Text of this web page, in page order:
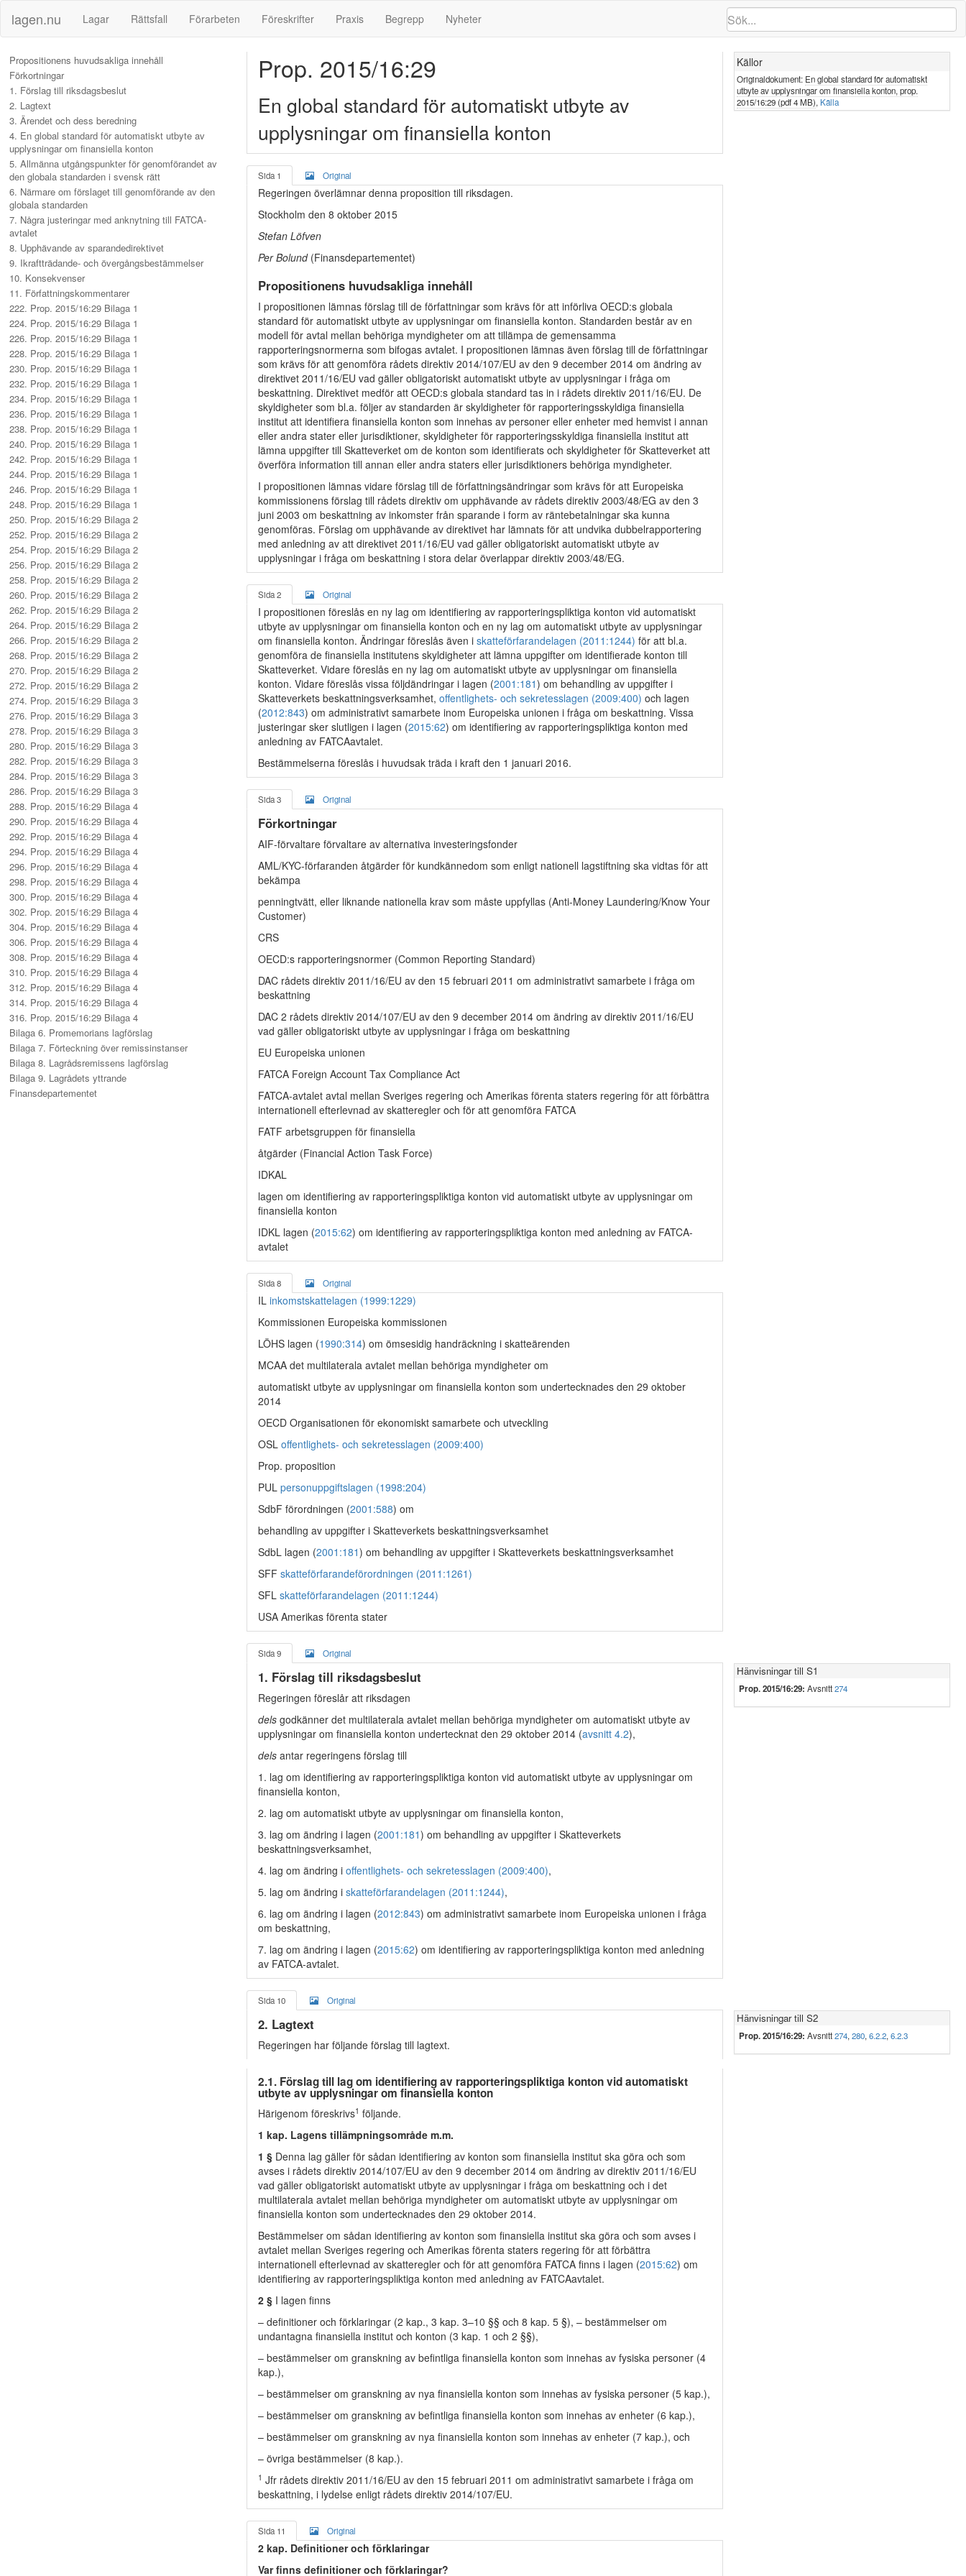
lagen.nu Lagar Rättsfall Förarbeten Föreskrifter Praxis Begrepp Nyheter
Propositionens huvudsakliga innehåll
Förkortningar
1. Förslag till riksdagsbeslut
2. Lagtext
3. Ärendet och dess beredning
4. En global standard för automatiskt utbyte av
upplysningar om finansiella konton
5. Allmänna utgångspunkter för genomförandet av
den globala standarden i svensk rätt
6. Närmare om förslaget till genomförande av den
globala standarden
7. Några justeringar med anknytning till FATCA-
avtalet
8. Upphävande av sparandedirektivet
9. Ikraftträdande- och övergångsbestämmelser
10. Konsekvenser
11. Författningskommentarer
222. Prop. 2015/16:29 Bilaga 1
224. Prop. 2015/16:29 Bilaga 1
226. Prop. 2015/16:29 Bilaga 1
228. Prop. 2015/16:29 Bilaga 1
230. Prop. 2015/16:29 Bilaga 1
232. Prop. 2015/16:29 Bilaga 1
234. Prop. 2015/16:29 Bilaga 1
236. Prop. 2015/16:29 Bilaga 1
238. Prop. 2015/16:29 Bilaga 1
240. Prop. 2015/16:29 Bilaga 1
242. Prop. 2015/16:29 Bilaga 1
244. Prop. 2015/16:29 Bilaga 1
246. Prop. 2015/16:29 Bilaga 1
248. Prop. 2015/16:29 Bilaga 1
250. Prop. 2015/16:29 Bilaga 2
252. Prop. 2015/16:29 Bilaga 2
254. Prop. 2015/16:29 Bilaga 2
256. Prop. 2015/16:29 Bilaga 2
258. Prop. 2015/16:29 Bilaga 2
260. Prop. 2015/16:29 Bilaga 2
262. Prop. 2015/16:29 Bilaga 2
264. Prop. 2015/16:29 Bilaga 2
266. Prop. 2015/16:29 Bilaga 2
268. Prop. 2015/16:29 Bilaga 2
270. Prop. 2015/16:29 Bilaga 2
272. Prop. 2015/16:29 Bilaga 2
274. Prop. 2015/16:29 Bilaga 3
276. Prop. 2015/16:29 Bilaga 3
278. Prop. 2015/16:29 Bilaga 3
280. Prop. 2015/16:29 Bilaga 3
282. Prop. 2015/16:29 Bilaga 3
284. Prop. 2015/16:29 Bilaga 3
286. Prop. 2015/16:29 Bilaga 3
288. Prop. 2015/16:29 Bilaga 4
290. Prop. 2015/16:29 Bilaga 4
292. Prop. 2015/16:29 Bilaga 4
294. Prop. 2015/16:29 Bilaga 4
296. Prop. 2015/16:29 Bilaga 4
298. Prop. 2015/16:29 Bilaga 4
300. Prop. 2015/16:29 Bilaga 4
302. Prop. 2015/16:29 Bilaga 4
304. Prop. 2015/16:29 Bilaga 4
306. Prop. 2015/16:29 Bilaga 4
308. Prop. 2015/16:29 Bilaga 4
310. Prop. 2015/16:29 Bilaga 4
312. Prop. 2015/16:29 Bilaga 4
314. Prop. 2015/16:29 Bilaga 4
316. Prop. 2015/16:29 Bilaga 4
Bilaga 6. Promemorians lagförslag
Bilaga 7. Förteckning över remissinstanser
Bilaga 8. Lagrådsremissens lagförslag
Bilaga 9. Lagrådets yttrande
Finansdepartementet
Prop. 2015/16:29
En global standard för automatiskt utbyte av
upplysningar om finansiella konton
Källor
Originaldokument: En global standard för automatiskt
utbyte av upplysningar om finansiella konton, prop.
2015/16:29 (pdf 4 MB), Källa
Sida 1 Original
Regeringen överlämnar denna proposition till riksdagen.
Stockholm den 8 oktober 2015
Stefan Löfven
Per Bolund (Finansdepartementet)
Propositionens huvudsakliga innehåll
I propositionen lämnas förslag till de författningar som krävs för att införliva OECD:s globala
standard för automatiskt utbyte av upplysningar om finansiella konton. Standarden består av en
modell för avtal mellan behöriga myndigheter om att tillämpa de gemensamma
rapporteringsnormerna som bifogas avtalet. I propositionen lämnas även förslag till de författningar
som krävs för att genomföra rådets direktiv 2014/107/EU av den 9 december 2014 om ändring av
direktivet 2011/16/EU vad gäller obligatoriskt automatiskt utbyte av upplysningar i fråga om
beskattning. Direktivet medför att OECD:s globala standard tas in i rådets direktiv 2011/16/EU. De
skyldigheter som bl.a. följer av standarden är skyldigheter för rapporteringsskyldiga finansiella
institut att identifiera finansiella konton som innehas av personer eller enheter med hemvist i annan
eller andra stater eller jurisdiktioner, skyldigheter för rapporteringsskyldiga finansiella institut att
lämna uppgifter till Skatteverket om de konton som identifierats och skyldigheter för Skatteverket att
överföra information till annan eller andra staters eller jurisdiktioners behöriga myndigheter.
I propositionen lämnas vidare förslag till de författningsändringar som krävs för att Europeiska
kommissionens förslag till rådets direktiv om upphävande av rådets direktiv 2003/48/EG av den 3
juni 2003 om beskattning av inkomster från sparande i form av räntebetalningar ska kunna
genomföras. Förslag om upphävande av direktivet har lämnats för att undvika dubbelrapportering
med anledning av att direktivet 2011/16/EU vad gäller obligatoriskt automatiskt utbyte av
upplysningar i fråga om beskattning i stora delar överlappar direktiv 2003/48/EG.
Sida 2 Original
I propositionen föreslås en ny lag om identifiering av rapporteringspliktiga konton vid automatiskt
utbyte av upplysningar om finansiella konton och en ny lag om automatiskt utbyte av upplysningar
om finansiella konton. Ändringar föreslås även i skatteförfarandelagen (2011:1244) för att bl.a.
genomföra de finansiella institutens skyldigheter att lämna uppgifter om identifierade konton till
Skatteverket. Vidare föreslås en ny lag om automatiskt utbyte av upplysningar om finansiella
konton. Vidare föreslås vissa följdändringar i lagen (2001:181) om behandling av uppgifter i
Skatteverkets beskattningsverksamhet, offentlighets- och sekretesslagen (2009:400) och lagen
(2012:843) om administrativt samarbete inom Europeiska unionen i fråga om beskattning. Vissa
justeringar sker slutligen i lagen (2015:62) om identifiering av rapporteringspliktiga konton med
anledning av FATCAavtalet.
Bestämmelserna föreslås i huvudsak träda i kraft den 1 januari 2016.
Sida 3 Original
Förkortningar
AIF-förvaltare förvaltare av alternativa investeringsfonder
AML/KYC-förfaranden åtgärder för kundkännedom som enligt nationell lagstiftning ska vidtas för att
bekämpa
penningtvätt, eller liknande nationella krav som måste uppfyllas (Anti-Money Laundering/Know Your
Customer)
CRS
OECD:s rapporteringsnormer (Common Reporting Standard)
DAC rådets direktiv 2011/16/EU av den 15 februari 2011 om administrativt samarbete i fråga om
beskattning
DAC 2 rådets direktiv 2014/107/EU av den 9 december 2014 om ändring av direktiv 2011/16/EU
vad gäller obligatoriskt utbyte av upplysningar i fråga om beskattning
EU Europeiska unionen
FATCA Foreign Account Tax Compliance Act
FATCA-avtalet avtal mellan Sveriges regering och Amerikas förenta staters regering för att förbättra
internationell efterlevnad av skatteregler och för att genomföra FATCA
FATF arbetsgruppen för finansiella
åtgärder (Financial Action Task Force)
IDKAL
lagen om identifiering av rapporteringspliktiga konton vid automatiskt utbyte av upplysningar om
finansiella konton
IDKL lagen (2015:62) om identifiering av rapporteringspliktiga konton med anledning av FATCA-
avtalet
Sida 8 Original
IL inkomstskattelagen (1999:1229)
Kommissionen Europeiska kommissionen
LÖHS lagen (1990:314) om ömsesidig handräckning i skatteärenden
MCAA det multilaterala avtalet mellan behöriga myndigheter om
automatiskt utbyte av upplysningar om finansiella konton som undertecknades den 29 oktober
2014
OECD Organisationen för ekonomiskt samarbete och utveckling
OSL offentlighets- och sekretesslagen (2009:400)
Prop. proposition
PUL personuppgiftslagen (1998:204)
SdbF förordningen (2001:588) om
behandling av uppgifter i Skatteverkets beskattningsverksamhet
SdbL lagen (2001:181) om behandling av uppgifter i Skatteverkets beskattningsverksamhet
SFF skatteförfarandeförordningen (2011:1261)
SFL skatteförfarandelagen (2011:1244)
USA Amerikas förenta stater
Sida 9 Original
1. Förslag till riksdagsbeslut
Regeringen föreslår att riksdagen
dels godkänner det multilaterala avtalet mellan behöriga myndigheter om automatiskt utbyte av
upplysningar om finansiella konton undertecknat den 29 oktober 2014 (avsnitt 4.2),
dels antar regeringens förslag till
1. lag om identifiering av rapporteringspliktiga konton vid automatiskt utbyte av upplysningar om
finansiella konton,
2. lag om automatiskt utbyte av upplysningar om finansiella konton,
3. lag om ändring i lagen (2001:181) om behandling av uppgifter i Skatteverkets
beskattningsverksamhet,
4. lag om ändring i offentlighets- och sekretesslagen (2009:400),
5. lag om ändring i skatteförfarandelagen (2011:1244),
6. lag om ändring i lagen (2012:843) om administrativt samarbete inom Europeiska unionen i fråga
om beskattning,
7. lag om ändring i lagen (2015:62) om identifiering av rapporteringspliktiga konton med anledning
av FATCA-avtalet.
Sida 10 Original
Hänvisningar till S1
Prop. 2015/16:29: Avsnitt274
2. Lagtext
Regeringen har följande förslag till lagtext.
Hänvisningar till S2
Prop. 2015/16:29: Avsnitt274, 280, 6.2.2, 6.2.3
2.1. Förslag till lag om identifiering av rapporteringspliktiga konton vid automatiskt
utbyte av upplysningar om finansiella konton
Härigenom föreskrivs1 följande.
1 kap. Lagens tillämpningsområde m.m.
1 § Denna lag gäller för sådan identifiering av konton som finansiella institut ska göra och som
avses i rådets direktiv 2014/107/EU av den 9 december 2014 om ändring av direktiv 2011/16/EU
vad gäller obligatoriskt automatiskt utbyte av upplysningar i fråga om beskattning och i det
multilaterala avtalet mellan behöriga myndigheter om automatiskt utbyte av upplysningar om
finansiella konton som undertecknades den 29 oktober 2014.
Bestämmelser om sådan identifiering av konton som finansiella institut ska göra och som avses i
avtalet mellan Sveriges regering och Amerikas förenta staters regering för att förbättra
internationell efterlevnad av skatteregler och för att genomföra FATCA finns i lagen (2015:62) om
identifiering av rapporteringspliktiga konton med anledning av FATCAavtalet.
2 § I lagen finns
– definitioner och förklaringar (2 kap., 3 kap. 3–10 §§ och 8 kap. 5 §), – bestämmelser om
undantagna finansiella institut och konton (3 kap. 1 och 2 §§),
– bestämmelser om granskning av befintliga finansiella konton som innehas av fysiska personer (4
kap.),
– bestämmelser om granskning av nya finansiella konton som innehas av fysiska personer (5 kap.),
– bestämmelser om granskning av befintliga finansiella konton som innehas av enheter (6 kap.),
– bestämmelser om granskning av nya finansiella konton som innehas av enheter (7 kap.), och
– övriga bestämmelser (8 kap.).
1 Jfr rådets direktiv 2011/16/EU av den 15 februari 2011 om administrativt samarbete i fråga om
beskattning, i lydelse enligt rådets direktiv 2014/107/EU.
Sida 11 Original
2 kap. Definitioner och förklaringar
Var finns definitioner och förklaringar?